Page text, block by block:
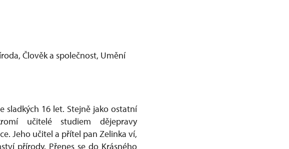
Člověk a společnost, Umění
sladkých 16 let. Stejně jako ostatní
učitelé studiem dějepravy
Jeho učitel a přítel pan Zelinka ví,
přírody. Přenes se do Krásného